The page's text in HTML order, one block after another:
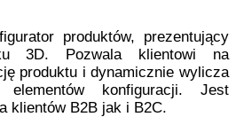
produktów, prezentujący
3D. Pozwala klientowi na
produktu i dynamicznie wylicza
konfiguracji. Jest
klientów B2B jak i B2C.